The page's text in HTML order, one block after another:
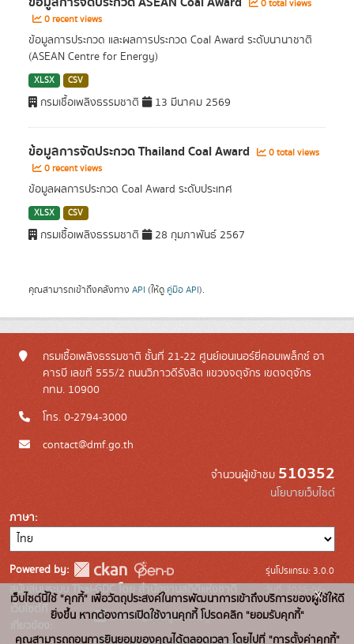
0 total views
0 recent views
ข้อมูลการประกวด และผลการประกวด Coal Award ระดับนานาชาติ
(ASEAN Centre for Energy)
XLSX CSV
กรมเชื้อเพลิงธรรมชาติ 13 มีนาคม 2569
ข้อมูลการจัดประกวด Thailand Coal Award
0 total views
0 recent views
ข้อมูลผลการประกวด Coal Award ระดับประเทศ
XLSX CSV
กรมเชื้อเพลิงธรรมชาติ 28 กุมภาพันธ์ 2567
คุณสามารถเข้าถึงคลังทาง API (ให้ดู คู่มือ API).
กรมเชื้อเพลิงธรรมชาติ ชั้นที่ 21-22 ศูนย์เอนเนอร์ยี่คอมเพล็กซ์ อา
คารบี เลขที่ 555/2 ถนนวิภาวดีรังสิต แขวงจตุจักร เขตจตุจักร
กทม. 10900
โทร. 0-2794-3000
contact@dmf.go.th
จำนวนผู้เข้าชม 510352
นโยบายเว็บไซต์
ภาษา
Powered by:
สนับสนุนระบบ Thai-GDC โดย สำนักงานสถิติแห่งชาติ
ระบบบัญชีข้อมูลภาครัฐ
รุ่นโปรแกรม: 3.0.0
วันที่: 2025-06-
10
เว็บไซต์นี้ใช้ "คุกกี้" เพื่อวัตถุประสงค์ในการพัฒนาการเข้าถึงบริการของผู้ใช้ให้ดี
ยิ่งขึ้น หากต้องการเปิดใช้งานคุกกี้ โปรดคลิก "ยอมรับคุกกี้"
คุณสามารถถอนการยินยอมของคุณได้ตลอดเวลา โดยไปที่ "การตั้งค่าคุกกี้"
x